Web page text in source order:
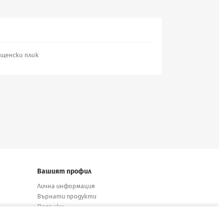
плик
Вашият профил
Лична информация
Върнати продукти
Поръчки